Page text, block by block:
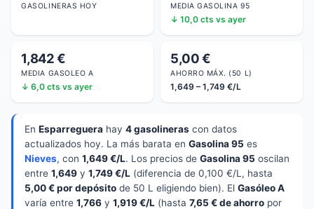
GASOLINERAS HOY MEDIA GASOLINA 95
↓ 10,0 cts vs ayer
1,842 €
MEDIA GASOLEO A
↓ 6,0 cts vs ayer
5,00 €
AHORRO MÁX. (50 L)
1,649 – 1,749 €/L
En Esparreguera hay 4 gasolineras con datos
actualizados hoy. La más barata en Gasolina 95 es
Nieves, con 1,649 €/L. Los precios de Gasolina 95 oscilan
entre 1,649 y 1,749 €/L (diferencia de 0,100 €/L, hasta
5,00 € por depósito de 50 L eligiendo bien). El Gasóleo A
varía entre 1,766 y 1,919 €/L (hasta 7,65 € de ahorro por